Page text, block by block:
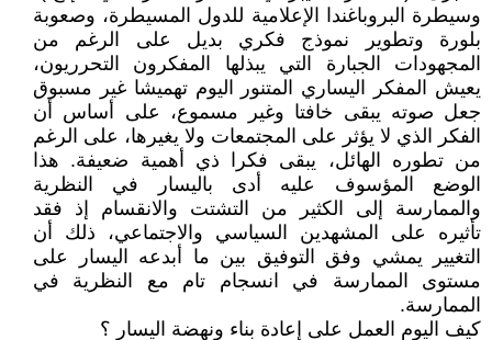
وسيطرة البروباغندا الإعلامية للدول المسيطرة، وصعوبة
بلورة وتطوير نموذج فكري بديل على الرغم من
المجهودات الجبارة التي يبذلها المفكرون التحرريون،
يعيش المفكر اليساري المتنور اليوم تهميشا غير مسبوق
جعل صوته يبقى خافتا وغير مسموع، على أساس أن
الفكر الذي لا يؤثر على المجتمعات ولا يغيرها، على الرغم
من تطوره الهائل، يبقى فكرا ذي أهمية ضعيفة. هذا
الوضع المؤسوف عليه أدى باليسار في النظرية
والممارسة إلى الكثير من التشتت والانقسام إذ فقد
تأثيره على المشهدين السياسي والاجتماعي، ذلك أن
التغيير يمشي وفق التوفيق بين ما أبدعه اليسار على
مستوى الممارسة في انسجام تام مع النظرية في
الممارسة.
كيف اليوم العمل على إعادة بناء ونهضة اليسار ؟